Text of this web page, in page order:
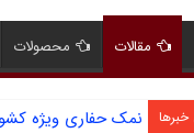
مقالات محصولات
نمک حفاری ویژه
آشنایی با نمک